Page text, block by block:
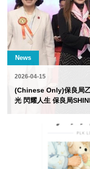
News
2026-04-15
(Chinese Only)保良局
光 閃耀人生 保良局